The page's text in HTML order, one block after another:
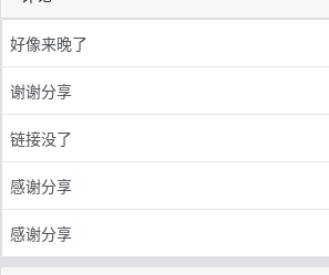
好像来晚了
谢谢分享
链接没了
感谢分享
感谢分享